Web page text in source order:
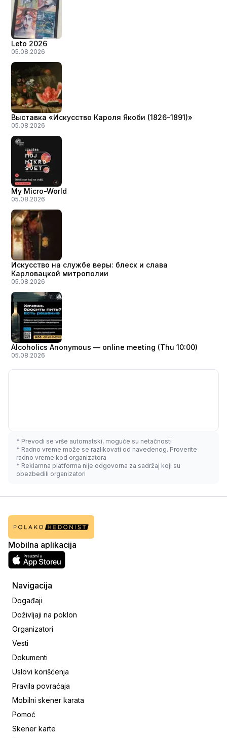
Leto 2026
05.08.2026
Выставка «Искусство Кароля Якоби (1826–1891)»
05.08.2026
My Micro-World
05.08.2026
Искусство на службе веры: блеск и слава
Карловацкой митрополии
05.08.2026
Alcoholics Anonymous — online meeting (Thu 10:00)
05.08.2026
* Prevodi se vrše automatski, moguće su netačnosti
* Radno vreme može se razlikovati od navedenog. Proverite
radno vreme kod organizatora
* Reklamna platforma nije odgovorna za sadržaj koji su
obezbedili organizatori
Mobilna aplikacija
Navigacija
Događaji
Doživljaji na poklon
Organizatori
Vesti
Dokumenti
Uslovi korišćenja
Pravila povraćaja
Mobilni skener karata
Pomoć
Skener karte